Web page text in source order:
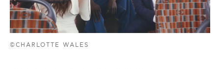
©CHARLOTTE WALES